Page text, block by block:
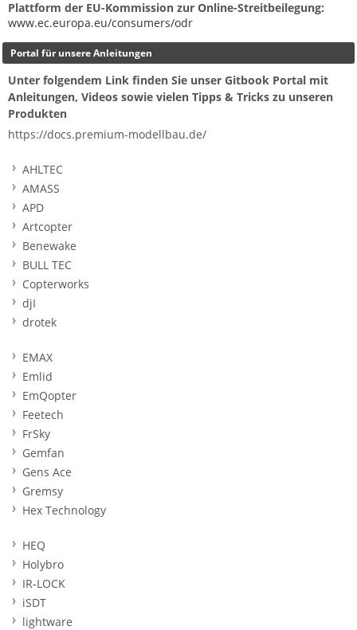
Plattform der EU-Kommission zur Online-Streitbeilegung:
www.ec.europa.eu/consumers/odr
Portal für unsere Anleitungen
Unter folgendem Link finden Sie unser Gitbook Portal mit
Anleitungen, Videos sowie vielen Tipps & Tricks zu unseren
Produkten
https://docs.premium-modellbau.de/
AHLTEC
AMASS
APD
Artcopter
Benewake
BULL TEC
Copterworks
djI
drotek
EMAX
Emlid
EmQopter
Feetech
FrSky
Gemfan
Gens Ace
Gremsy
Hex Technology
HEQ
Holybro
IR-LOCK
iSDT
lightware